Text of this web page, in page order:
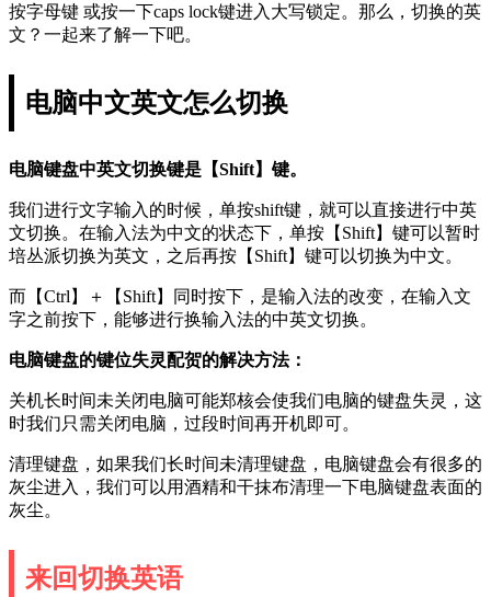
按字母键 或按一下caps lock键进入大写锁定。那么，切换的英
文？一起来了解一下吧。
电脑中文英文怎么切换
电脑键盘中英文切换键是【Shift】键。
我们进行文字输入的时候，单按shift键，就可以直接进行中英
文切换。在输入法为中文的状态下，单按【Shift】键可以暂时
培丛派切换为英文，之后再按【Shift】键可以切换为中文。
而【Ctrl】＋【Shift】同时按下，是输入法的改变，在输入文
字之前按下，能够进行换输入法的中英文切换。
电脑键盘的键位失灵配贺的解决方法：
关机长时间未关闭电脑可能郑核会使我们电脑的键盘失灵，这
时我们只需关闭电脑，过段时间再开机即可。
清理键盘，如果我们长时间未清理键盘，电脑键盘会有很多的
灰尘进入，我们可以用酒精和干抹布清理一下电脑键盘表面的
灰尘。
来回切换英语